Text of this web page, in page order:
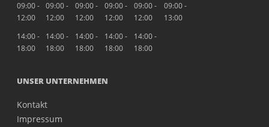
09:00 -
12:00
09:00 -
12:00
09:00 -
12:00
09:00 -
12:00
09:00 -
12:00
09:00 -
13:00
14:00 -
18:00
14:00 -
18:00
14:00 -
18:00
14:00 -
18:00
14:00 -
18:00
UNSER UNTERNEHMEN
Kontakt
Impressum